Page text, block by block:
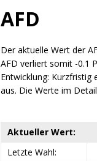
AFD
Der aktuelle Wert der
AFD verliert somit -0.1
Entwicklung:
aus. Die Werte im
Aktueller Wert:
Letzte Wahl: